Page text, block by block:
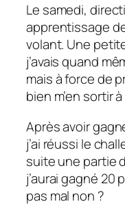
Le samedi,
apprentissage
volant. Une
j’avais quand
mais à force de
bien m’en sortir
Après avoir
j’ai réussi le
suite une partie
j’aurai gagné 20
pas mal non ?